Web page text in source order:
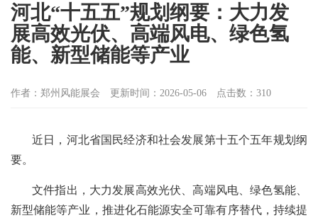
河北“十五五”规划纲要：大力发
展高效光伏、高端风电、绿色氢
能、新型储能等产业
作者：郑州风能展会 更新时间：2026-05-06 点击数：310
近日，河北省国民经济和社会发展第十五个五年规划纲
要。
文件指出，大力发展高效光伏、高端风电、绿色氢能、
新型储能等产业，推进化石能源安全可靠有序替代，持续提